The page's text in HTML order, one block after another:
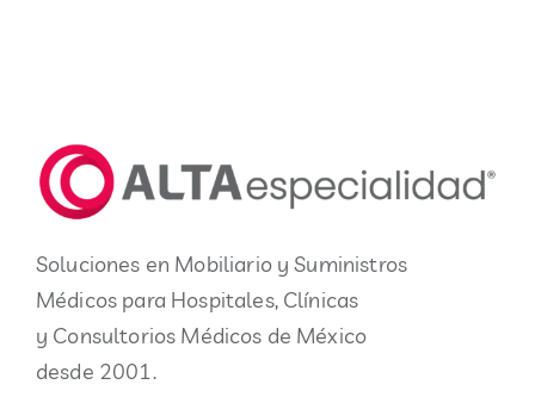
Soluciones en Mobiliario y Suministros
Médicos para Hospitales, Clínicas
y Consultorios Médicos de México
desde 2001.